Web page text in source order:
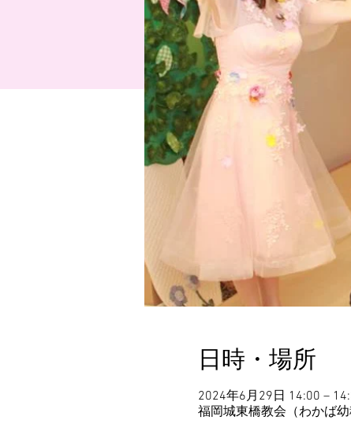
日時・場所
2024年6月29日 14:00 –
福岡城東橋教会（わかば